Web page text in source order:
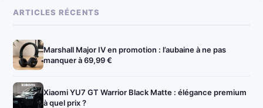
ARTICLES RÉCENTS
Marshall Major IV en promotion : l’aubaine à ne pas
manquer à 69,99 €
Xiaomi YU7 GT Warrior Black Matte : élégance premium
à quel prix ?